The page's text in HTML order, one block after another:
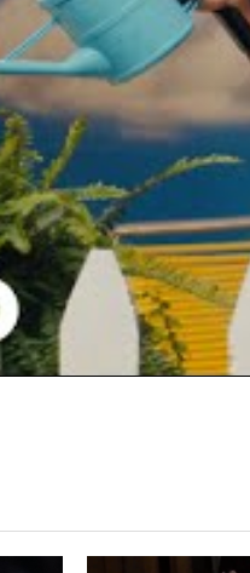
CLICK TO